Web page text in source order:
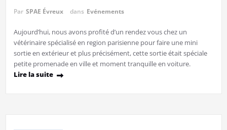
Par SPAE Évreux dans Evénements
Aujourd’hui, nous avons profité d’un rendez vous chez un
vétérinaire spécialisé en region parisienne pour faire une mini
sortie en extérieur et plus précisément, cette sortie était spéciale
petite promenade en ville et moment tranquille en voiture.
Lire la suite